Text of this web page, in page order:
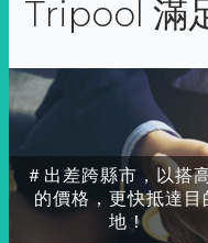
Tripool 滿
＃出差跨縣市，以搭
的價格，更快抵達目
地！